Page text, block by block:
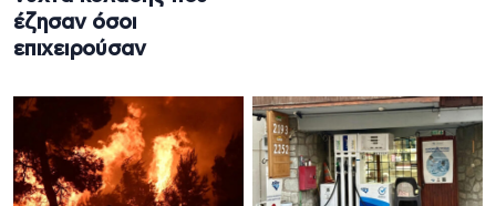
έζησαν όσοι
επιχειρούσαν